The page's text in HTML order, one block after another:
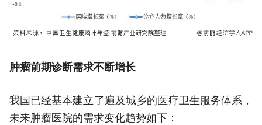
肿瘤前期诊断需求不断增长
我国已经基本建立了遍及城乡的医疗卫生服务体系，
未来肿瘤医院的需求变化趋势如下：